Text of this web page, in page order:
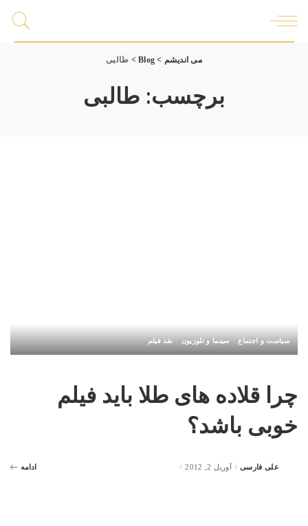
می اندیشم >
Blog
> طالبی
برچسب: طالبی
سیاست و اجتماع سینما و تلوزیون نقد فیلم
چرا قلاده های طلا باید فیلم
خوبی باشد؟
Postedعلی فارسی آوریل 2, 2012 ادامه